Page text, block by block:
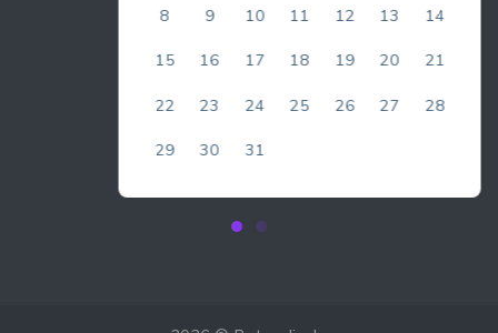
9 10 11 12 13 14
16 17 18 19 20 21
23 24 25 26 27 28
30 31